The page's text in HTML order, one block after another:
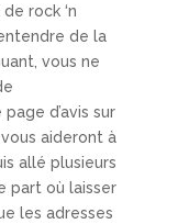
rock ‘n
de la
vous ne
d’avis sur
aideront à
allé plusieurs
part où laisser
les adresses